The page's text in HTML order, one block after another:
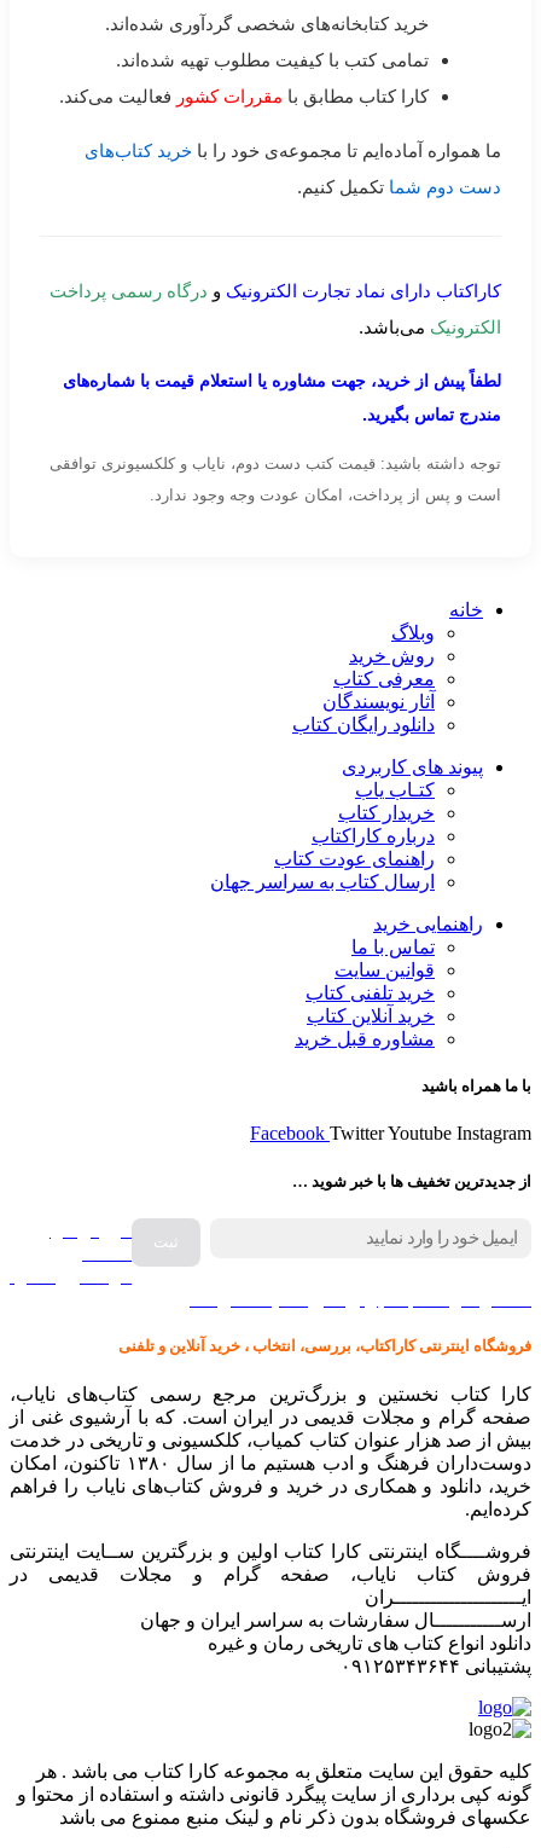
خرید کتابخانه‌های شخصی گردآوری شده‌اند.
تمامی کتب با کیفیت مطلوب تهیه شده‌اند.
کارا کتاب مطابق با مقررات کشور فعالیت می‌کند.
ما همواره آماده‌ایم تا مجموعه‌ی خود را با خرید کتاب‌های
دست دوم شما تکمیل کنیم.
کاراکتاب دارای نماد تجارت الکترونیک و درگاه رسمی پرداخت
الکترونیک می‌باشد.
لطفاً پیش از خرید، جهت مشاوره یا استعلام قیمت با شماره‌های
مندرج تماس بگیرید.
توجه داشته باشید: قیمت کتب دست دوم، نایاب و کلکسیونری توافقی
است و پس از پرداخت، امکان عودت وجه وجود ندارد.
خانه
وبلاگ
روش خرید
معرفی کتاب
آثار نویسندگان
دانلود رایگان کتاب
پیوند های کاربردی
کتـاب یاب
خریدار کتاب
درباره کاراکتاب
راهنمای عودت کتاب
ارسال کتاب به سراسر جهان
راهنمایی خرید
تماس با ما
قوانین سایت
خرید تلفنی کتاب
خرید آنلاین کتاب
مشاوره قبل خرید
با ما همراه باشید
Facebook TwitterYoutube Instagram
از جدیدترین تخفیف ها با خبر شوید …
فروش انواع
فروشگاه اینترنتی کاراکتاب، بررسی، انتخاب ، خرید آنلاین و تلفنی
کارا کتاب نخستین و بزرگ‌ترین مرجع رسمی کتاب‌های نایاب،
صفحه گرام و مجلات قدیمی در ایران است. که با آرشیوی غنی از
بیش از صد هزار عنوان کتاب کمیاب، کلکسیونی و تاریخی در خدمت
دوست‌داران فرهنگ و ادب هستیم ما از سال ۱۳۸۰ تاکنون، امکان
خرید، دانلود و همکاری در خرید و فروش کتاب‌های نایاب را فراهم
کرده‌ایم.
فروشــــگاه اینترنتی کارا کتاب اولین و بزرگترین ســایت اینترنتی
فروش کتاب نایاب، صفحه گرام و مجلات قدیمی در
ایـــــــــــــــــــــران
ارســـــــــــال سفارشات به سراسر ایران و جهان
دانلود انواع کتاب های تاریخی رمان و غیره
پشتیبانی ۰۹۱۲۵۳۴۳۶۴۴
کليه حقوق اين سايت متعلق به مجموعه کارا کتاب می باشد . هر
گونه کپی برداری از سایت پیگرد قانونی داشته و استفاده از محتوا و
عکسهای فروشگاه بدون ذکر نام و لینک منبع ممنوع می باشد